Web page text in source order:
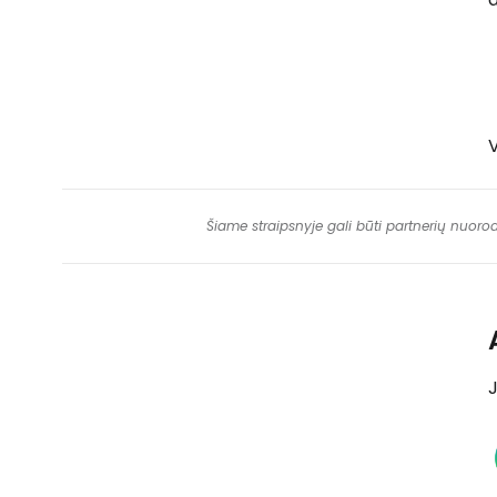
Šiame straipsnyje gali būti partnerių